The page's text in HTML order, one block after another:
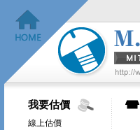
我要估價
線上估價